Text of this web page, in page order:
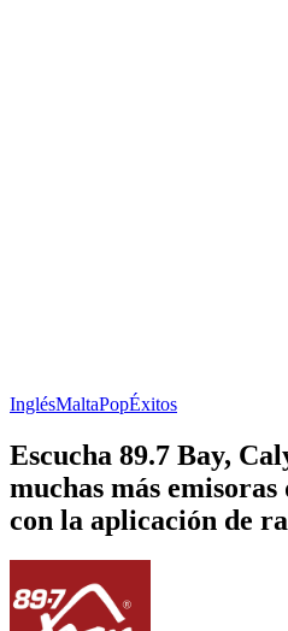
InglésMaltaPopÉxitos
Escucha 89.7 Bay,
muchas más
con la aplicación de